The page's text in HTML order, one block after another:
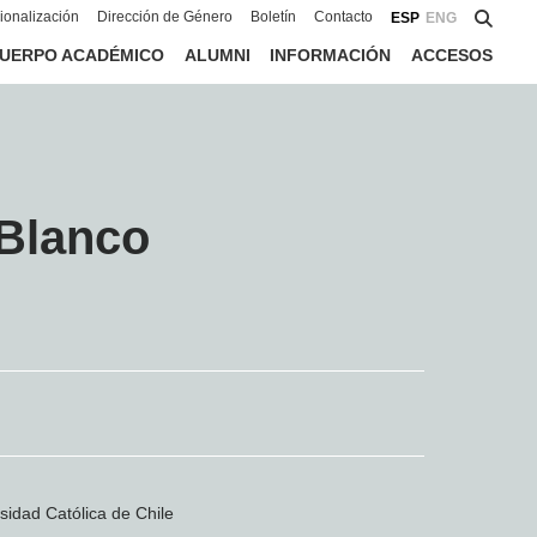
Dirección de Género Boletín Contacto ESP ENG
ACADÉMICO ALUMNI INFORMACIÓN ACCESOS
Católica de Chile